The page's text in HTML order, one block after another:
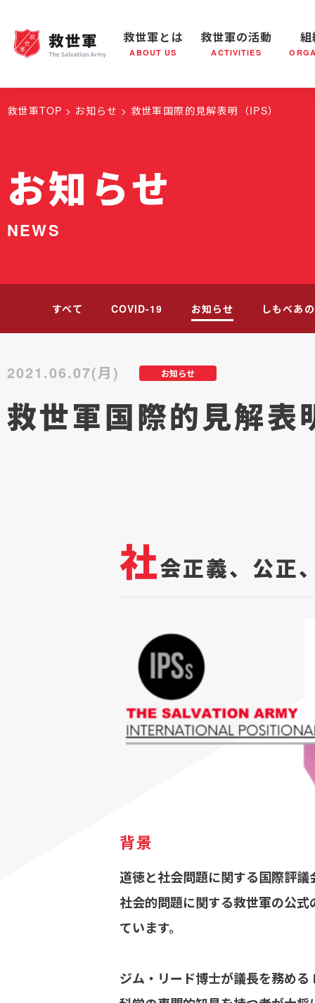
救世軍とは
ABOUT US
救世軍とは 世界が抱えている社会問題 救世軍
救世軍の活動
ACTIVITIES
救世軍の活動 社会鍋
組織概要
救世軍TOP お知らせ 救世軍国際的見解表明（IPS）
お知らせ
NEWS
すべて COVID-19 お知らせ しもべあ
お知らせ
2021.06.07(月)
救世軍国際的見解表
社会正義、公正
背景
道徳と社会問題に関する国際評
社会的問題に関する救世軍の公
ています。
ジム・リード博士が議長を務め